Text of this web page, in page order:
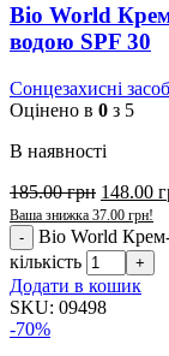
Bio World
водою SPF 30
Сонцезахисні
Оцінено в 0 з 5
В наявності
185.00грн 148.00
Ваша знижка 37.00 грн!
Bio World
кількість
Додати в кошик
SKU: 09498
-70%